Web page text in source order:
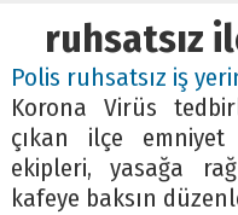
ruhsatsız
Polis ruhsatsız iş
Korona Virüs
çıkan ilçe
ekipleri, yasağa
kafeye baksın